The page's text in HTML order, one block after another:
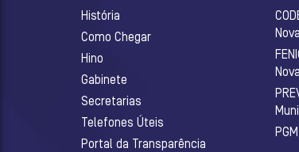
História
Como Chegar
Hino
Gabinete
Secretarias
Telefones Úteis
Portal da Transparência